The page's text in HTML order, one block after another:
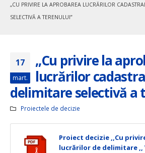
„CU PRIVIRE LA APROBAREA LUCRĂRILOR
SELECTIVĂ A TERENULUI”
17
mart.
„Cu privire la
lucrărilor
delimitare selectivă a
Proiectele de decizie
Proiect decizie ,,Cu
lucrărilor de delimitare ,,